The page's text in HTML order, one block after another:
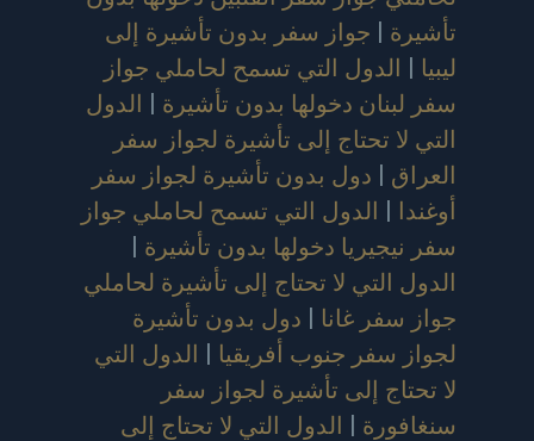
تأشيرة | جواز سفر بدون تأشيرة إلى
ليبيا | الدول التي تسمح لحاملي جواز
سفر لبنان دخولها بدون تأشيرة | الدول
التي لا تحتاج إلى تأشيرة لجواز سفر
العراق | دول بدون تأشيرة لجواز سفر
أوغندا | الدول التي تسمح لحاملي جواز
سفر نيجيريا دخولها بدون تأشيرة |
الدول التي لا تحتاج إلى تأشيرة لحاملي
جواز سفر غانا | دول بدون تأشيرة
لجواز سفر جنوب أفريقيا | الدول التي
لا تحتاج إلى تأشيرة لجواز سفر
سنغافورة | الدول التي لا تحتاج إلى